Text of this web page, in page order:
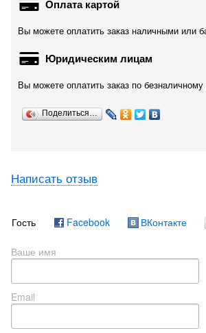
Оплата картой
Вы можете оплатить заказ наличными или
Юридическим лицам
Вы можете оплатить заказ по безналичному
Поделиться…
Написать отзыв
Гость Facebook ВКонтакте
Ваше имя
Email